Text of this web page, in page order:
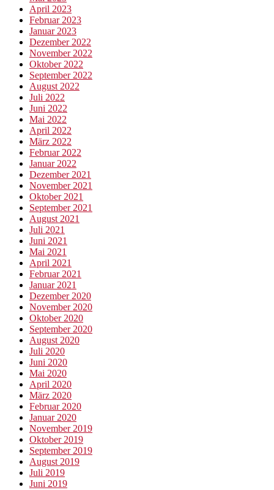
April 2023
Februar 2023
Januar 2023
Dezember 2022
November 2022
Oktober 2022
September 2022
August 2022
Juli 2022
Juni 2022
Mai 2022
April 2022
März 2022
Februar 2022
Januar 2022
Dezember 2021
November 2021
Oktober 2021
September 2021
August 2021
Juli 2021
Juni 2021
Mai 2021
April 2021
Februar 2021
Januar 2021
Dezember 2020
November 2020
Oktober 2020
September 2020
August 2020
Juli 2020
Juni 2020
Mai 2020
April 2020
März 2020
Februar 2020
Januar 2020
November 2019
Oktober 2019
September 2019
August 2019
Juli 2019
Juni 2019